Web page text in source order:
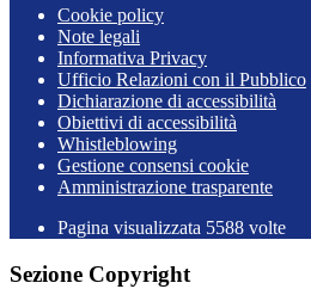
Cookie policy
Note legali
Informativa Privacy
Ufficio Relazioni con il Pubblico
Dichiarazione di accessibilità
Obiettivi di accessibilità
Whistleblowing
Gestione consensi cookie
Amministrazione trasparente
Pagina visualizzata 5588 volte
Sezione Copyright